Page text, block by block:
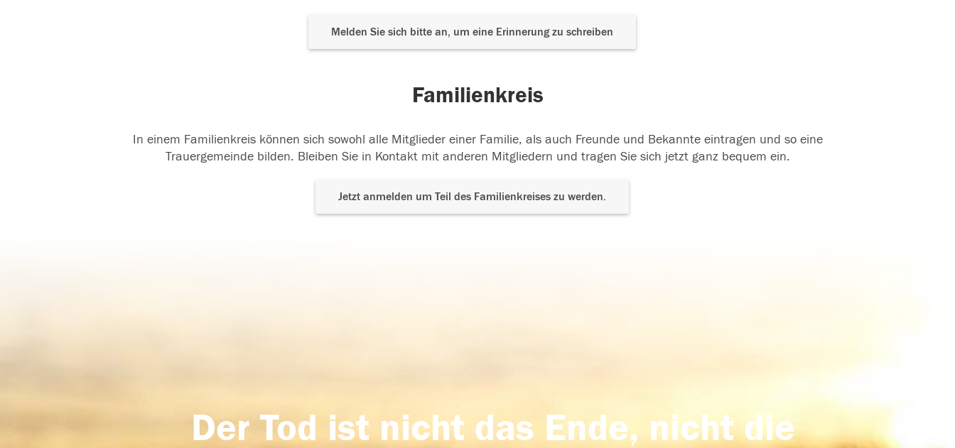
Melden Sie sich bitte an, um eine Erinnerung zu schreiben
Familienkreis
In einem Familienkreis können sich sowohl alle Mitglieder einer Familie, als auch Freunde und Bekannte eintragen und so eine
Trauergemeinde bilden. Bleiben Sie in Kontakt mit anderen Mitgliedern und tragen Sie sich jetzt ganz bequem ein.
Jetzt anmelden um Teil des Familienkreises zu werden.
Der Tod ist nicht das Ende, nicht die